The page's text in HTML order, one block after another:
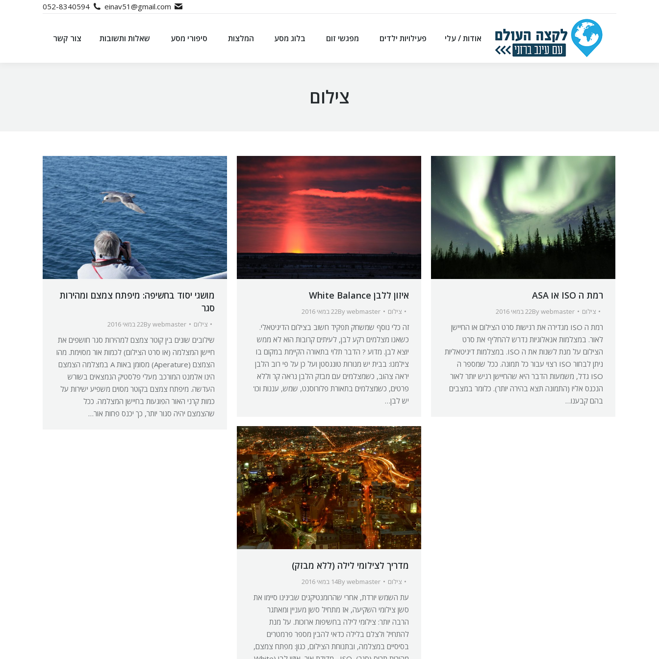
einav51@gmail.com
052-8340594
אודות / עלי פעילויות ילדים מפגשי זום בלוג מסע המלצות סיפורי מסע שאלות ותשובות צור קשר
צילום
מושגי יסוד בחשיפה: מיפתח צמצם ומהירות
סגר
צילום Bywebmaster 22 במאי 2016
שילובים שונים בין קוטר צמצם למהירות סגר חושפים את
חיישן המצלמה (או סרט הצילום) לכמות אור מסוימת. מהו
הצמצם (Aperature) מסומן באות A במצלמה הצמצם
הינו אלמנט המורכב מעלי פלסטיק הנמצאים בשורש
העדשה. מיפתח צמצם בקוטר מסוים משפיע ישירות על
כמות קרני האור הפוגעות בחיישן המצלמה. ככל
שהצמצם יהיה סגור יותר, כך יכנס פחות אור…
איזון ללבן White Balance
צילום Bywebmaster 22 במאי 2016
זה כלי נוסף שמשחק תפקיד חשוב בצילום הדיגיטאלי.
כשאנו מצלמים רקע לבן, לעיתים קרובות הוא לא ממש
יוצא לבן. מדוע ? הדבר תלוי בתאורה הקיימת במקום בו
צילמנו: בבית יש מנורות טונגסטן ועל כן על פי רוב הלבן
יראה צהוב, כשמצלמים עם מבזק הלבן נראה קר וללא
פרטים, כשמצלמים בתאורת פלורוסנט, שמש, עננות וכו'
יש לבן…
רמת ה ISO או ASA
צילום Bywebmaster 22 במאי 2016
רמת ה ISO מגדירה את רגישות סרט הצילום או החיישן
לאור. במצלמות אנאלוגיות נדרש להחליף את סרט
הצילום על מנת לשנות את ה ISO. במצלמות דיגיטאליות
ניתן לבחור ISO רצוי עבור כל תמונה. ככל שמספר ה
ISO גדל, משמעות הדבר היא שהחיישן רגיש יותר לאור
הנכנס אליו (התמונה תצא בהירה יותר). כלומר במצבים
בהם קבענו…
מדריך לצילומי לילה (ללא מבזק)
צילום Bywebmaster 14 במאי 2016
עת השמש יורדת, אחרי שהרומנטיקנים שבינינו סיימו את
סשן צילומי השקיעה, אז מתחיל סשן מעניין ומאתגר
הרבה יותר: צילומי לילה בחשיפות ארוכות. על מנת
להתחיל ולצלם בלילה כדאי להבין מספר פרמטרים
בסיסיים במצלמה, ובתנוחת הצילום, כגון: מפתח צמצם,